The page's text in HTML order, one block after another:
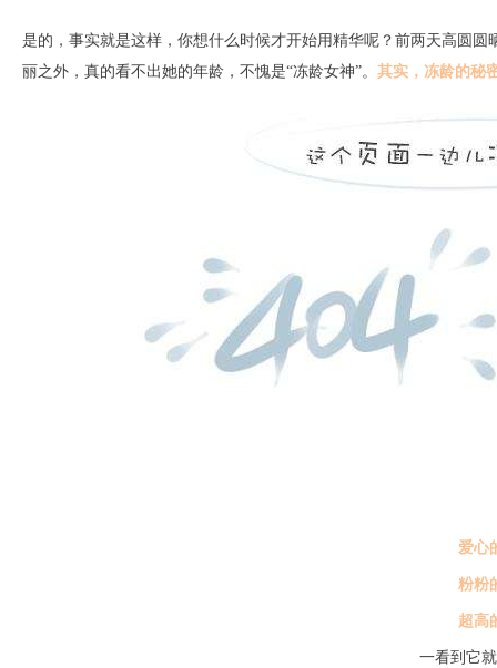
是的，事实就是这样，你想什么时候才开始用精华呢？前两天高圆
丽之外，真的看不出她的年龄，不愧是“冻龄女神”。 其实，冻龄的秘
爱心
粉粉
超高
一看到它